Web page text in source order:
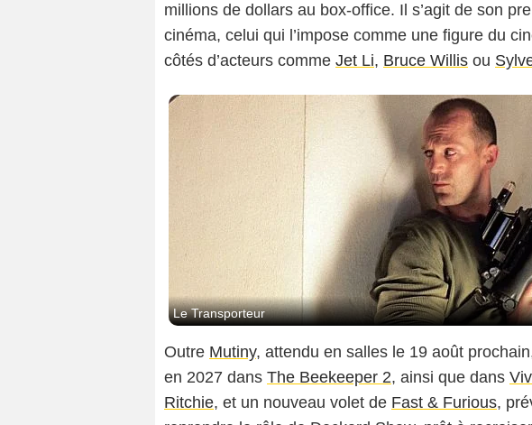
millions de dollars au box-office. Il s’agit de son
cinéma, celui qui l’impose comme une figure du
côtés d’acteurs comme Jet Li, Bruce Willis ou
Le Transporteur
Outre Mutiny, attendu en salles le 19 août
en 2027 dans The Beekeeper 2, ainsi que dans
Ritchie, et un nouveau volet de Fast & Furious,